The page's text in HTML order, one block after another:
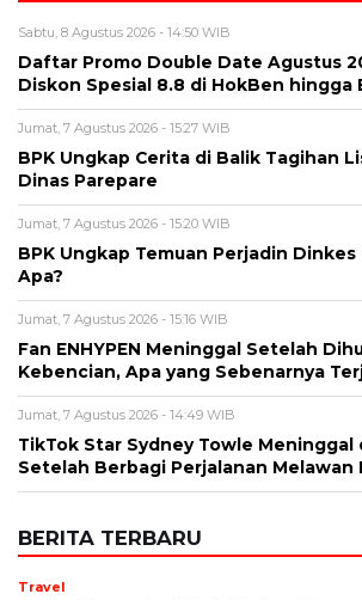
Sabtu, 8 Agustus 2026 - 14:50 WIB
Daftar Promo Double Date Agustus
Diskon Spesial 8.8 di HokBen hingga
Jumat, 7 Agustus 2026 - 15:27 WIB
BPK Ungkap Cerita di Balik Tagihan
Dinas Parepare
Jumat, 7 Agustus 2026 - 15:20 WIB
BPK Ungkap Temuan Perjadin
Apa?
Jumat, 7 Agustus 2026 - 15:16 WIB
Fan ENHYPEN Meninggal Setelah
Kebencian, Apa yang Sebenarnya
Jumat, 7 Agustus 2026 - 14:49 WIB
TikTok Star Sydney Towle Meninggal
Setelah Berbagi Perjalanan Melawan
BERITA TERBARU
Travel